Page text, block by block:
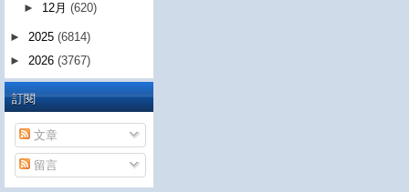
► 12月(620)
► 2025 (6814)
► 2026 (3767)
訂閱
文章
留言